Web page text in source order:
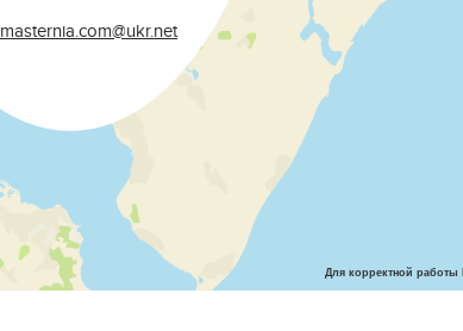
Для корректной
masternia.com@ukr.net